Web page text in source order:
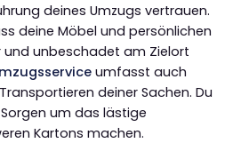
deines Umzugs vertrauen.
deine Möbel und persönlichen
unbeschadet am Zielort
umfasst auch
deiner Sachen. Du
um das lästige
Kartons machen.